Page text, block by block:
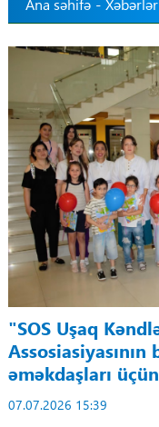
Ana səhifə - Xəbərlər
"SOS Uşaq
əməkdaşları
07.07.2026 15:39
Regionlar
Elanlar
Gündəm
Tibbi maarifləndirmə
Mühüm hadisələr
COVID-19
ÜST